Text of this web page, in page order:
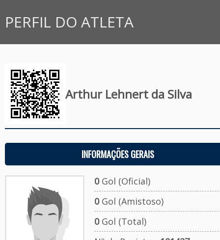
PERFIL DO ATLETA
Arthur Lehnert da Silva
INFORMAÇÕES GERAIS
0Gol (Oficial)
0Gol (Amistoso)
0Gol (Total)